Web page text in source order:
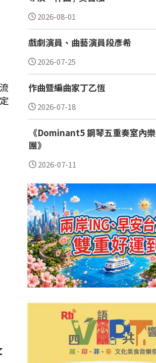
2026-08-01
戲劇演員、曲藝演員段彥希
2026-07-25
作曲暨編曲家丁乙恆
2026-07-18
《Dominant5 鋼琴五重奏室內樂
團》
2026-07-11